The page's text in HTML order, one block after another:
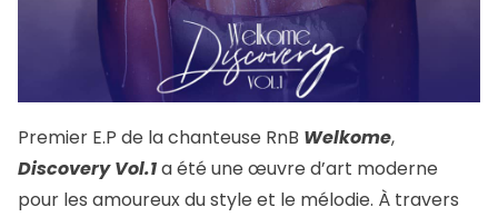
Premier E.P de la chanteuse RnB Welkome,
Discovery Vol.1a été une œuvre d’art moderne
pour les amoureux du style et le mélodie. À travers